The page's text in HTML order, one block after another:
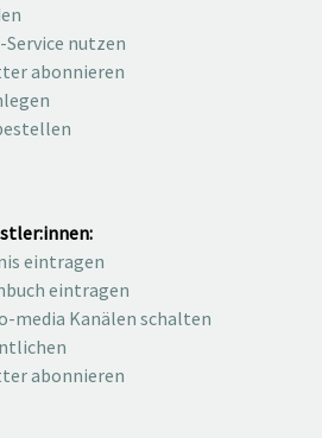
nutzen
abonnieren
eintragen
eintragen
media Kanälen schalten
abonnieren